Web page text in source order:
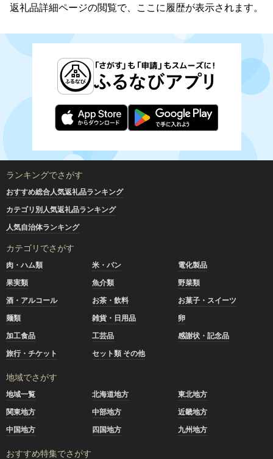
返礼品詳細ページの閲覧で、ここに履歴が表示されます。
ランキングでさがす
おすすめ総合人気返礼品ランキング
カテゴリ別人気返礼品ランキング
人気自治体ランキング
カテゴリでさがす
肉・ハム類 米・パン
電化製品
果実類
魚介類
野菜類
酒・アルコール
お茶・飲料
お菓子・スイーツ
麺類
雑貨・日用品
卵
加工食品
工芸品
感謝状・記念品
旅行・チケット
セット類 その他
地域でさがす
地域一覧 北海道地方
東北地方
関東地方
中部地方
近畿地方
中国地方
四国地方 九州地方
おすすめ特集でさがす